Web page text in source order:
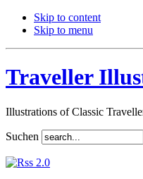
Skip to content
Skip to menu
Traveller
Illustrations of Classic
Suchen